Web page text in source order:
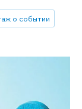
о событии